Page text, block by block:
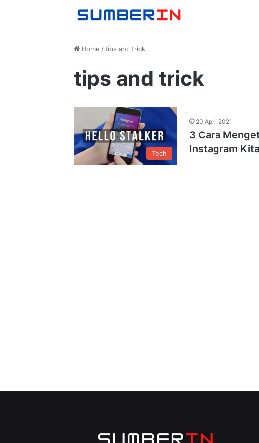
Home / tips and trick
tips and trick
Tech
20 April 2021
3 Cara
Instagram Kita